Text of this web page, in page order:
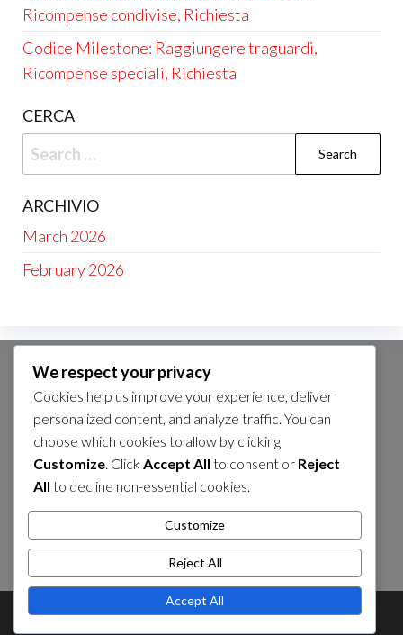
Ricompense condivise, Richiesta
Codice Milestone: Raggiungere traguardi,
Ricompense speciali, Richiesta
CERCA
Search
for:
ARCHIVIO
March 2026
February 2026
CATEGORIE
Bonus inattivi in Seven Knights Idle
Adventure
Premi degli eventi in Seven Knights Idle
Adventure
Riscatta codici in Seven Knights Idle
Adventure
Theme byEnvoThemes
We respect your privacy
Cookies help us improve your experience, deliver
personalized content, and analyze traffic. You can
choose which cookies to allow by clicking
Customize. Click Accept All to consent or Reject
All to decline non-essential cookies.
Customize
Reject All
Accept All